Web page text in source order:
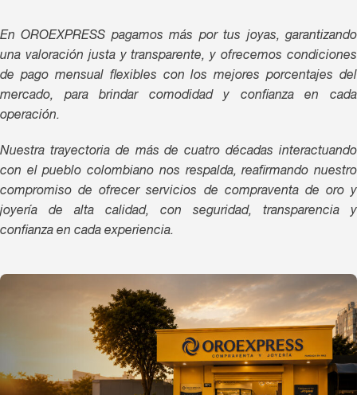
En OROEXPRESS pagamos más por tus joyas, garantizando
una valoración justa y transparente, y ofrecemos condiciones
de pago mensual flexibles con los mejores porcentajes del
mercado, para brindar comodidad y confianza en cada
operación.
Nuestra trayectoria de más de cuatro décadas interactuando
con el pueblo colombiano nos respalda, reafirmando nuestro
compromiso de ofrecer servicios de compraventa de oro y
joyería de alta calidad, con seguridad, transparencia y
confianza en cada experiencia.